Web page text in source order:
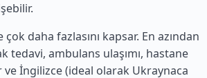
daha fazlasını kapsar. En azından
tedavi, ambulans ulaşımı, hastane
ve İngilizce (ideal olarak Ukraynaca